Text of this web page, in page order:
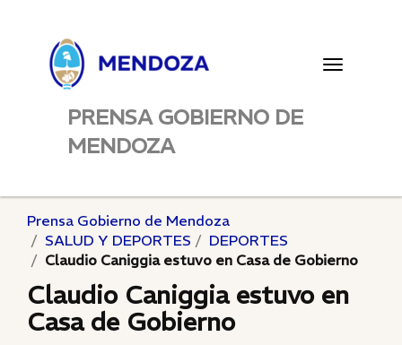
Toggle
PRENSA GOBIERNO DE
MENDOZA
Prensa Gobierno de Mendoza
SALUD Y DEPORTES
DEPORTES
Claudio Caniggia estuvo en Casa de Gobierno
Claudio Caniggia estuvo en
Casa de Gobierno